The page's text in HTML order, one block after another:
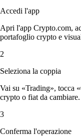
Accedi l'app
Apri l'app Crypto.com,
portafoglio crypto e
2
Seleziona la coppia
Vai su «Trading», tocca
crypto o fiat da cambiare.
3
Conferma l'operazione